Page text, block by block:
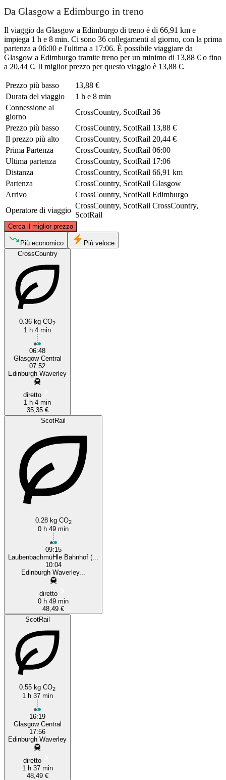
Da Glasgow a Edimburgo in treno
Il viaggio da Glasgow a Edimburgo di treno è di 66,91 km e
impiega 1 h e 8 min. Ci sono 36 collegamenti al giorno, con la prima
partenza a 06:00 e l'ultima a 17:06. È possibile viaggiare da
Glasgow a Edimburgo tramite treno per un minimo di 13,88 € o fino
a 20,44 €. Il miglior prezzo per questo viaggio è 13,88 €.
Prezzo più basso
13,88 €
Durata del viaggio
1 h e 8 min
Connessione al
giorno
CrossCountry, ScotRail 36
Prezzo più basso
CrossCountry, ScotRail 13,88 €
Il prezzo più alto
CrossCountry, ScotRail 20,44 €
Prima Partenza
CrossCountry, ScotRail 06:00
Ultima partenza
CrossCountry, ScotRail 17:06
Distanza
CrossCountry, ScotRail 66,91 km
Partenza
CrossCountry, ScotRail Glasgow
Arrivo
CrossCountry, ScotRail Edimburgo
Operatore di viaggio
CrossCountry, ScotRail CrossCountry,
ScotRail
Cerca il miglior prezzo
Glasgow
Più economico
Più veloce
CrossCountry
0.36 kg CO2
1 h 4 min
06:48
Glasgow Central
07:52
Edinburgh Waverley
diretto
1 h 4 min
35,35 €
ScotRail
0.28 kg CO2
0 h 49 min
09:15
LaubenbachmüHle Bahnhof (...
10:04
Edinburgh Waverley...
diretto
0 h 49 min
48,49 €
ScotRail
0.55 kg CO2
1 h 37 min
16:19
Glasgow Central
17:56
Edinburgh Waverley
diretto
1 h 37 min
48,49 €